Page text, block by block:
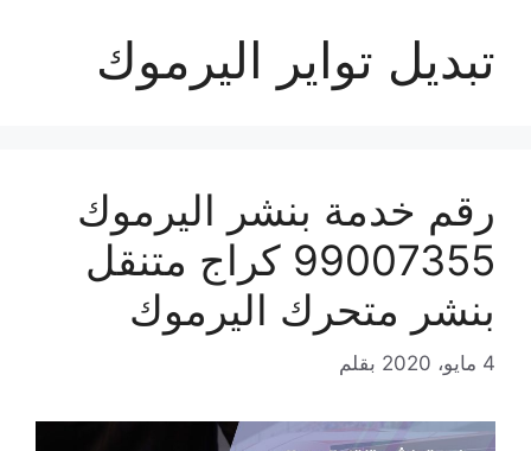
تبديل تواير اليرموك
رقم خدمة بنشر اليرموك
99007355 كراج متنقل
بنشر متحرك اليرموك
4 مايو، 2020 بقلم